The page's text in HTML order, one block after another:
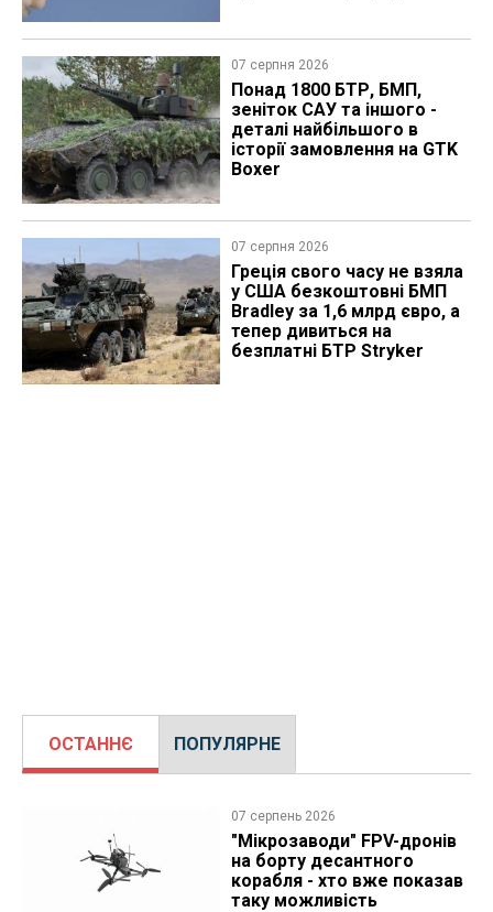
07 серпня 2026
Понад 1800 БТР, БМП,
зеніток САУ та іншого -
деталі найбільшого в
історії замовлення на GTK
Boxer
07 серпня 2026
Греція свого часу не взяла
у США безкоштовні БМП
Bradley за 1,6 млрд євро, а
тепер дивиться на
безплатні БТР Stryker
ОСТАННЄ ПОПУЛЯРНЕ
07 серпень 2026
"Мікрозаводи" FPV-дронів
на борту десантного
корабля - хто вже показав
таку можливість